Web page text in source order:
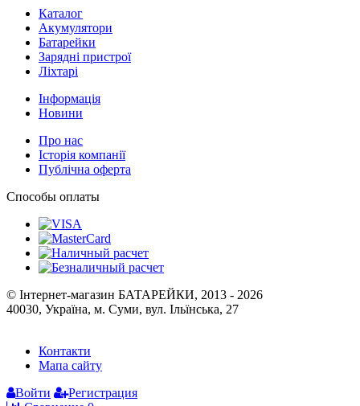
Каталог
Акумулятори
Батарейки
Зарядні пристрої
Ліхтарі
Інформація
Новини
Про нас
Історія компанії
Публічна оферта
Способы оплаты
© Інтернет-магазин БАТАРЕЙКИ, 2013 - 2026
40030, Україна, м. Суми, вул. Ільїнська, 27
Контакти
Мапа сайту
Войти
Регистрация